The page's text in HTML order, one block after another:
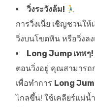
วิ่งระวังล้ม!
การวิ่งเนี่ย เชิญชวนให้
วิ่งบนโขดหิน หรือวิ่งล
Long Jump เทพๆ!
ตอนวิ่งอยู่ คุณสามารถ
เพื่อทำการ Long
ไกลขึ้น! ใช้เคลียร์แม่น้